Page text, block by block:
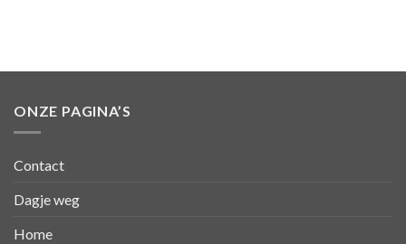
ONZE PAGINA’S
Contact
Dagje weg
Home